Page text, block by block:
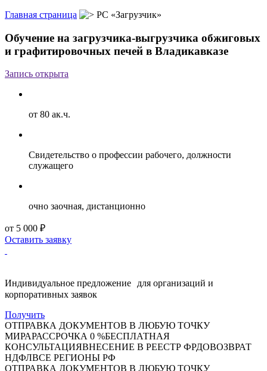
Главная страница
РС «Загрузчик»
Обучение на загрузчика-выгрузчика обжиговых
и графитировочных печей в Владикавказе
Запись открыта
от 80 ак.ч.
Свидетельство о профессии рабочего, должности
служащего
очно заочная, дистанционно
от 5 000 ₽
Оставить заявку
Индивидуальное предложение для организаций и
корпоративных заявок
Получить
ОТПРАВКА ДОКУМЕНТОВ В ЛЮБУЮ ТОЧКУ
МИРАРАССРОЧКА 0 %БЕСПЛАТНАЯ
КОНСУЛЬТАЦИЯВНЕСЕНИЕ В РЕЕСТР ФРДОВОЗВРАТ
НДФЛВСЕ РЕГИОНЫ РФ
ОТПРАВКА ДОКУМЕНТОВ В ЛЮБУЮ ТОЧКУ